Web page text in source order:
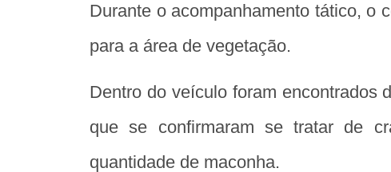
Durante o acompanhamento tático, o
para a área de vegetação.
Dentro do veículo foram encontrados
que se confirmaram se tratar de
quantidade de maconha.